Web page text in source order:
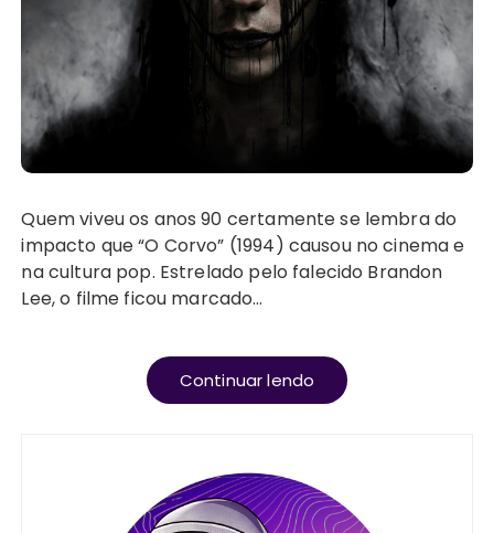
Quem viveu os anos 90 certamente se lembra do
impacto que “O Corvo” (1994) causou no cinema e
na cultura pop. Estrelado pelo falecido Brandon
Lee, o filme ficou marcado…
Continuar lendo